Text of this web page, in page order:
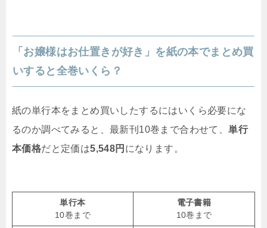
「お嬢様はお仕置きが好き」を紙の本でまとめ買
いすると全巻いくら？
紙の単行本をまとめ買いしたするにはいくら必要にな
るのか調べてみると、最新刊10巻まで合わせて、単行
本価格だと定価は5,548円 になります。
単行本
10巻まで
電子書籍
10巻まで